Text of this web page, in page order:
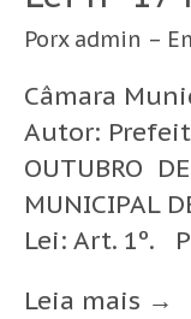
Porx admin –
Câmara
Autor:
OUTUBRO
MUNICIPAL
Lei: Art. 1º.
Leia mais →